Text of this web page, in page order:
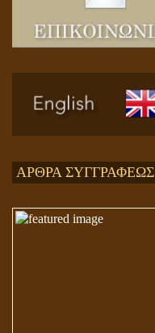
ΑΡΘΡΑ ΣΥΓΓΡΑΦΕΩΣ